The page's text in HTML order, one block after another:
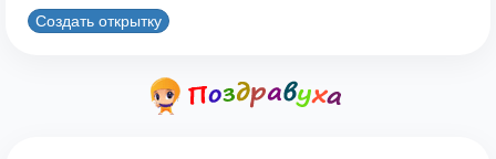
Создать открытку